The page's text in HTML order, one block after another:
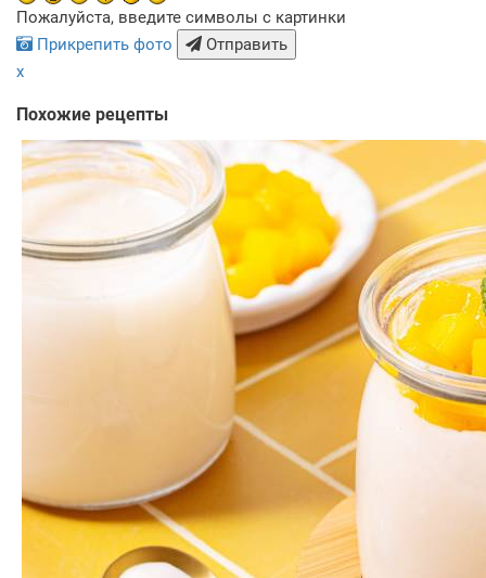
Пожалуйста, введите символы с картинки
Прикрепить фото
Отправить
x
Похожие рецепты